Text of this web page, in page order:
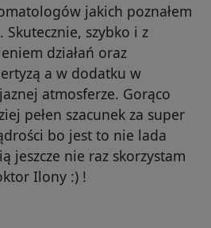
jakich poznałem
szybko i z
działań oraz
a w dodatku w
atmosferze. Gorąco
pełen szacunek za super
bo jest to nie lada
jeszcze nie raz skorzystam
Ilony :) !